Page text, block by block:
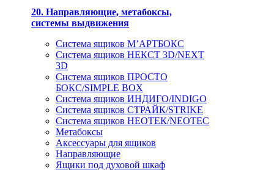
20. Направляющие, метабоксы,
системы выдвижения
Система ящиков М’АРТБОКС
Система ящиков НЕКСТ 3D/NEXT
3D
Система ящиков ПРОСТО
БОКС/SIMPLE BOX
Система ящиков ИНДИГО/INDIGO
Система ящиков СТРАЙК/STRIKE
Система ящиков НЕОТЕК/NEOTEC
Метабоксы
Аксессуары для ящиков
Направляющие
Ящики под духовой шкаф